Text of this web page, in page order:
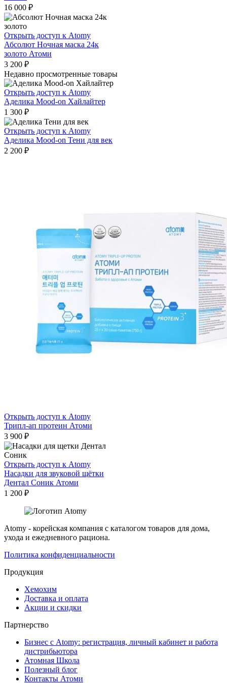
16 000 ₽
Открыть доступ к Atomy
Абсолют Ночная маска 24к
золото Атоми
3 200 ₽
Недавно просмотренные товары
Открыть доступ к Atomy
Аделика Mood-on Хайлайтер
1 300 ₽
Открыть доступ к Atomy
Аделика Mood-on Тени для век
2 200 ₽
Открыть доступ к Atomy
Трипл-ап протеин Атоми
3 900 ₽
Открыть доступ к Atomy
Насадки для звуковой щётки
Дентал Соник Атоми
1 200 ₽
Atomy - корейская компания с каталогом товаров для дома,
ухода и ежедневного рациона.
Политика конфиденциальности
Продукция
Хемохим
Доставка и оплата
Акции и скидки
Партнерство
Бизнес с Atomy: регистрация, личный кабинет и работа
дистрибьютора
Атомная Школа
Полезный блог
Контакты Атоми